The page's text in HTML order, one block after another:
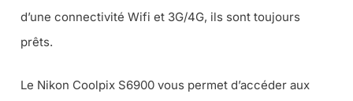
d’une connectivité Wifi et 3G/4G, ils sont toujours
prêts.
Le Nikon Coolpix S6900 vous permet d’accéder aux